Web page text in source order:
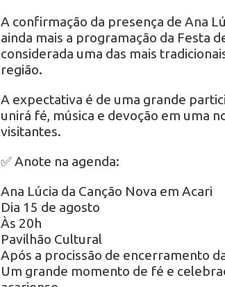
A confirmação da presença de Ana
ainda mais a programação da Festa
considerada uma das mais
região.
A expectativa é de uma grande
unirá fé, música e devoção em uma
visitantes.
✅ Anote na agenda:
Ana Lúcia da Canção Nova em Acari
Dia 15 de agosto
Às 20h
Pavilhão Cultural
Após a procissão de encerramento
Um grande momento de fé e